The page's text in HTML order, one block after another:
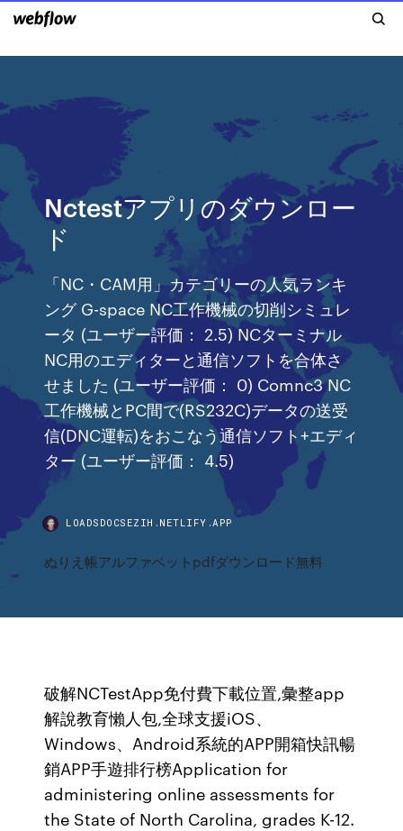
Nctestアプリのダウンロー
ド
「NC・CAM用」カテゴリーの人気ランキ
ング G-space NC工作機械の切削シミュレ
ータ (ユーザー評価： 2.5) NCターミナル
NC用のエディターと通信ソフトを合体さ
せました (ユーザー評価： 0) Comnc3 NC
工作機械とPC間で(RS232C)データの送受
信(DNC運転)をおこなう通信ソフト+エディ
ター (ユーザー評価： 4.5)
LOADSDOCSEZIH.NETLIFY.APP
ぬりえ帳アルファベットpdfダウンロード無料
破解NCTestApp免付費下載位置,彙整app
解說教育懶人包,全球支援iOS、
Windows、Android系統的APP開箱快訊暢
銷APP手遊排行榜Application for
administering online assessments for
the State of North Carolina, grades K-12.